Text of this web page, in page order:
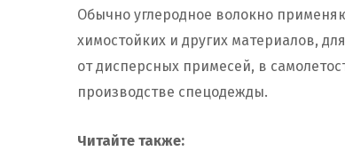
Обычно углеродное волокно
химостойких и других материалов,
от дисперсных примесей, в
производстве спецодежды.
Читайте также: